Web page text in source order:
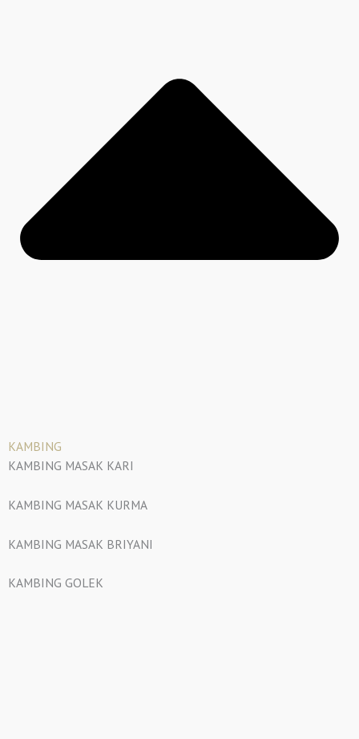
KAMBING
KAMBING MASAK KARI
KAMBING MASAK KURMA
KAMBING MASAK BRIYANI
KAMBING GOLEK